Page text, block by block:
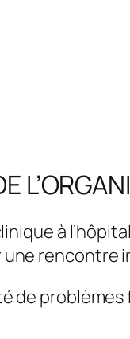
à
une
de